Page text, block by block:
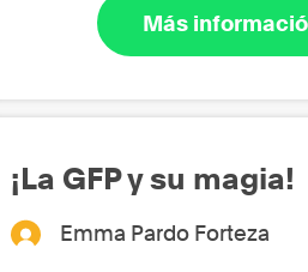
Más
¡La GFP y su magia!
Emma Pardo Forteza